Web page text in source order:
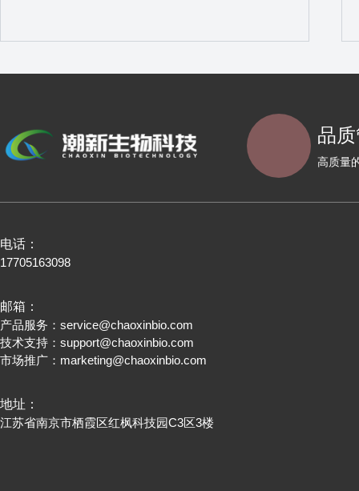
品
高质量
电话：
17705163098
邮箱：
产品服务： service@chaoxinbio.com
技术支持： support@chaoxinbio.com
市场推广： marketing@chaoxinbio.com
地址：
江苏省南京市栖霞区红枫科技园C3区3楼